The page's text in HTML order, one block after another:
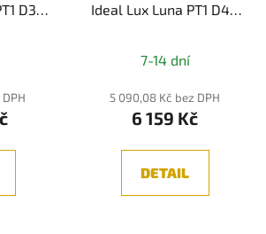
D30
Ideal Lux Luna PT1 D40
7-14 dní
5 090,08 Kč bez DPH
6 159 Kč
DETAIL